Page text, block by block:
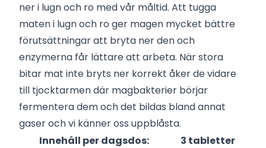
ner i lugn och ro med vår måltid. Att tugga
maten i lugn och ro ger magen mycket bättre
förutsättningar att bryta ner den och
enzymerna får lättare att arbeta. När stora
bitar mat inte bryts ner korrekt åker de vidare
till tjocktarmen där magbakterier börjar
fermentera dem och det bildas bland annat
gaser och vi känner oss uppblåsta.
Innehåll per dagsdos:
3 tabletter